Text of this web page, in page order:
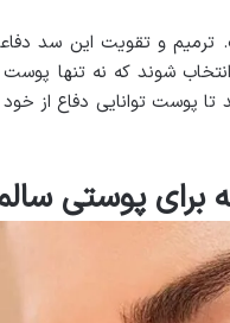
و تقویت این سد
شوند که نه تنها پوست
پوست توانایی دفاع از خود
برای پوستی